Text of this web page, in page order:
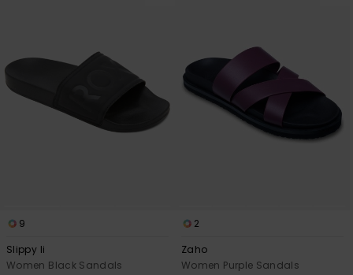
9
Slippy Ii
Women Black Sandals
2
Zaho
Women Purple Sandals